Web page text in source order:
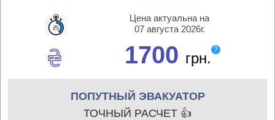
Цена актуальна на
07 августа 2026г.
1700 грн.
?
ПОПУТНЫЙ ЭВАКУАТОР
ТОЧНЫЙ РАСЧЕТ 👍